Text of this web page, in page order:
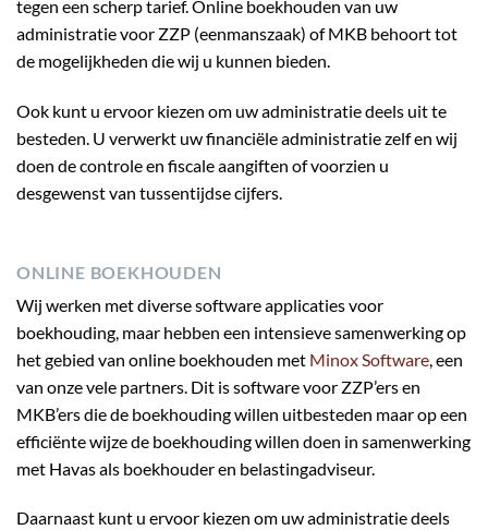
tegen een scherp tarief. Online boekhouden van uw
administratie voor ZZP (eenmanszaak) of MKB behoort tot
de mogelijkheden die wij u kunnen bieden.
Ook kunt u ervoor kiezen om uw administratie deels uit te
besteden. U verwerkt uw financiële administratie zelf en wij
doen de controle en fiscale aangiften of voorzien u
desgewenst van tussentijdse cijfers.
ONLINE BOEKHOUDEN
Wij werken met diverse software applicaties voor
boekhouding, maar hebben een intensieve samenwerking op
het gebied van online boekhouden met Minox Software , een
van onze vele partners. Dit is software voor ZZP’ers en
MKB’ers die de boekhouding willen uitbesteden maar op een
efficiënte wijze de boekhouding willen doen in samenwerking
met Havas als boekhouder en belastingadviseur.
Daarnaast kunt u ervoor kiezen om uw administratie deels